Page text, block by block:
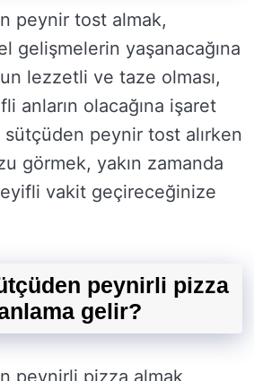
peynir tost almak,
gelişmelerin yaşanacağına
lezzetli ve taze olması,
anların olacağına işaret
sütçüden peynir tost alırken
görmek, yakın zamanda
vakit geçireceğinize
peynirli pizza
gelir?
peynirli pizza almak,